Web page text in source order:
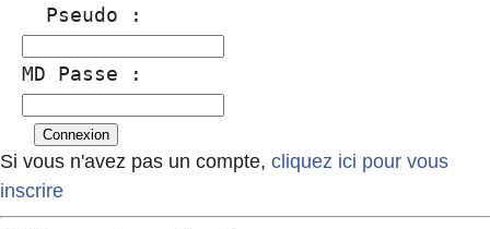
  Pseudo :
MD Passe :
Si vous n'avez pas un compte, cliquez ici pour vous
inscrire